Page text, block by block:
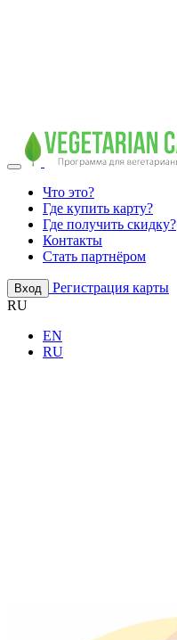
Что это?
Где купить карту?
Где получить скидку?
Контакты
Стать партнёром
Вход
Регистрация карты
RU
EN
RU